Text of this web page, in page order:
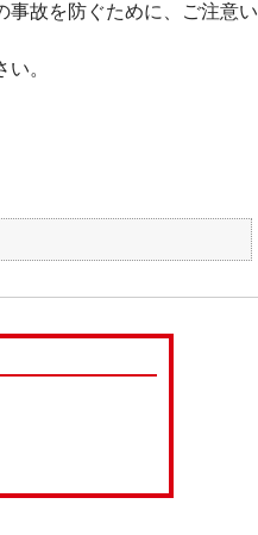
事故を防ぐために、ご注意い
。